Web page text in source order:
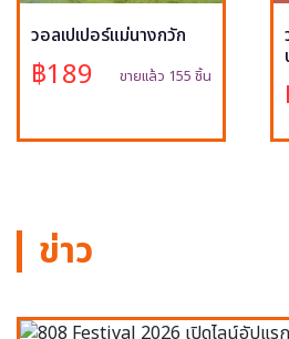
วอลเปเปอร์แม่นางกวัก
฿189 ขายแล้ว 155 ชิ้น
ข่าว